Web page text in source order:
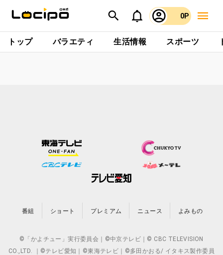
0P
トップ バラエティ 生活情報 スポーツ
番組 ショート プレミアム ニュース よみもの
©「かよチュー」実行委員会｜©中京テレビ｜© CBC TELEVISION
CO.,LTD. ｜©テレビ愛知｜©東海テレビ｜©多田かおる/ イタキス製作委員